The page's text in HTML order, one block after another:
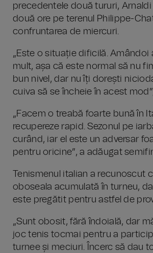
precedentele două tururi,
două ore pe terenul Philippe-
confruntarea de miercuri.
„Este o situație dificilă.
mult, așa că este normal să nu
bun nivel, dar nu îți dorești
cuiva să se încheie în acest
„Facem o treabă foarte bună în
recupereze rapid. Sezonul pe
curând, iar el este un adversar
pentru oricine”, a adăugat
Tenismenul italian a recunoscut
oboseala acumulată în turneu,
este pregătit pentru astfel de
„Sunt obosit, fără îndoială, dar
joc tenis tocmai pentru a
turnee și meciuri. Încerc să dau